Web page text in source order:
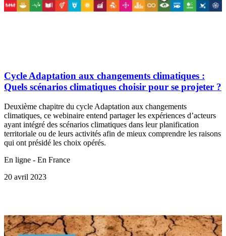
Cycle Adaptation aux changements climatiques :
Quels scénarios climatiques choisir pour se projeter ?
Deuxième chapitre du cycle Adaptation aux changements
climatiques, ce webinaire entend partager les expériences d’acteurs
ayant intégré des scénarios climatiques dans leur planification
territoriale ou de leurs activités afin de mieux comprendre les raisons
qui ont présidé les choix opérés.
En ligne - En France
20 avril 2023